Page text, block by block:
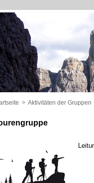
> Aktivitäten der Gruppen